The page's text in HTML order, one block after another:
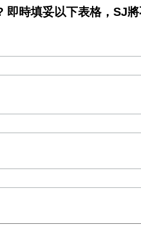
時填妥以下表格，SJ將